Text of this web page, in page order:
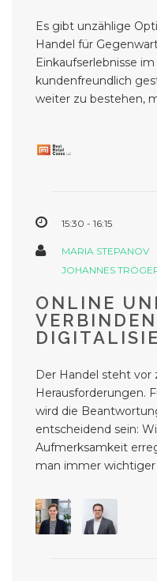
Es gibt unzählige
Handel für
Einkaufserlebnisse
kundenfreundlich
weiter zu bestehen,
15:30 - 16:15
MARIA STEPANOV
JOHANNES
ONLINE
Der Handel steht vor
Herausforderungen.
wird die
entscheidend sein:
Aufmerksamkeit
man immer wichtiger